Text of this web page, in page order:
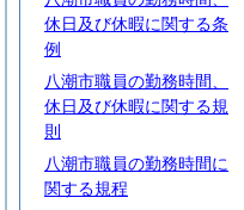
休日及び休暇に関する条
例
八潮市職員の勤務時間、
休日及び休暇に関する規
則
八潮市職員の勤務時間に
関する規程